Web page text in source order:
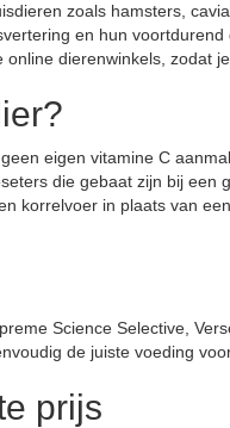
zoals hamsters,
en hun
dierenwinkels, zodat
eigen vitamine C
die gebaat zijn bij een
korrelvoer in plaats van
Science Selective,
de juiste voeding
prijs